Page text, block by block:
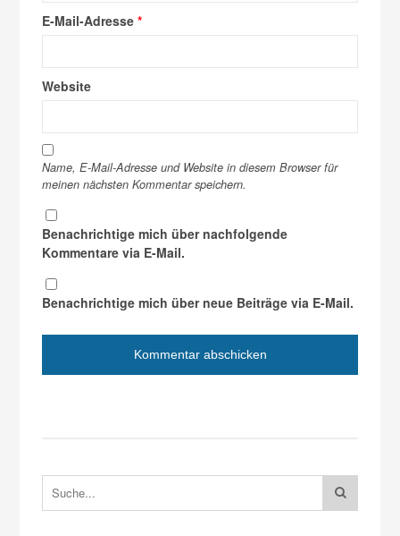
E-Mail-Adresse*
Website
Name, E-Mail-Adresse und Website in diesem Browser für
meinen nächsten Kommentar speichern.
Benachrichtige mich über nachfolgende
Kommentare via E-Mail.
Benachrichtige mich über neue Beiträge via E-Mail.